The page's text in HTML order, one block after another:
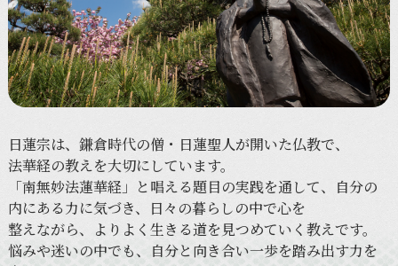
日蓮宗は、 鎌倉時代の僧・日蓮聖人が開いた仏教で、
法華経の教えを大切にしています。
「南無妙法蓮華経」と唱える題目の実践を通して、
自分の
内にある力に気づき、 日々の暮らしの中で心を
整えながら、
より よく 生きる道を見つめていく 教えです。
悩みや迷いの中でも、 自分と向き合い一歩を踏み出す力を